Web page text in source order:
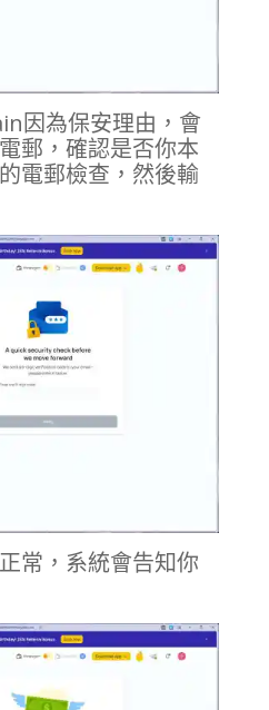
因為保安理由，會
郵，確認是否你本
電郵檢查，然後輸
常，系統會告知你